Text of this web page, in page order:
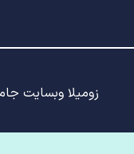
زومیلا وبسایت